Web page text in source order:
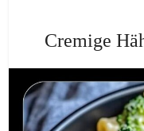
Cremige